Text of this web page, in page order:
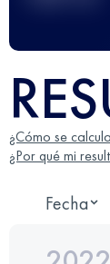
¿Cómo se
¿Por qué mi
Fecha